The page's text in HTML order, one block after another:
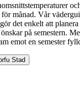
månad. Vår
det enkelt att
på semestern.
emot en semester
Stad